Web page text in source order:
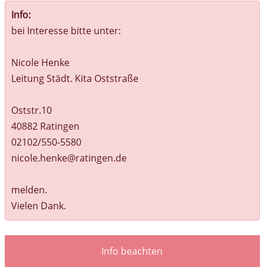
Info:
bei Interesse bitte unter:
Nicole Henke
Leitung Städt. Kita Oststraße
Oststr.10
40882 Ratingen
02102/550-5580
nicole.henke@ratingen.de
melden.
Vielen Dank.
Info beachten